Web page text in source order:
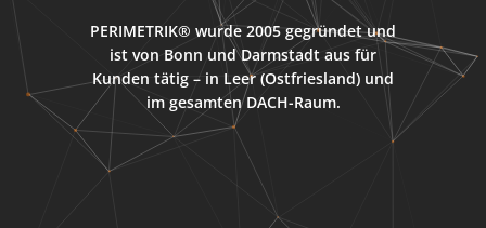
PERIMETRIK® wurde 2005 gegründet und
ist von Bonn und Darmstadt aus für
Kunden tätig – in Leer (Ostfriesland) und
im gesamten DACH-Raum.